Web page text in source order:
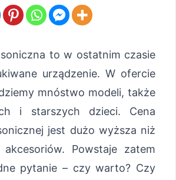
to w ostatnim czasie
urządzenie. W ofercie
mnóstwo modeli, także
i starszych dzieci. Cena
jest dużo wyższa niż
Powstaje zatem
pytanie – czy warto? Czy